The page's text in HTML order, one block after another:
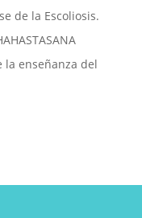
de la Escoliosis.
la enseñanza del